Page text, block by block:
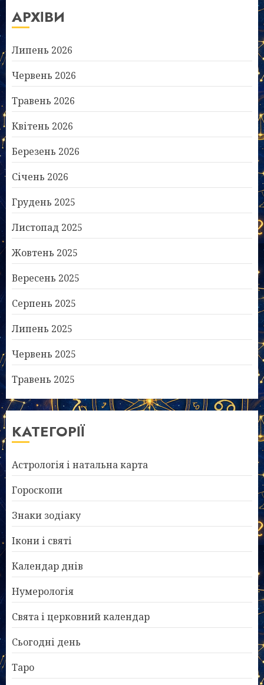
АРХІВИ
Липень 2026
Червень 2026
Травень 2026
Квітень 2026
Березень 2026
Січень 2026
Грудень 2025
Листопад 2025
Жовтень 2025
Вересень 2025
Серпень 2025
Липень 2025
Червень 2025
Травень 2025
КАТЕГОРІЇ
Астрологія і натальна карта
Гороскопи
Знаки зодіаку
Ікони і святі
Календар днів
Нумерологія
Свята і церковний календар
Сьогодні день
Таро